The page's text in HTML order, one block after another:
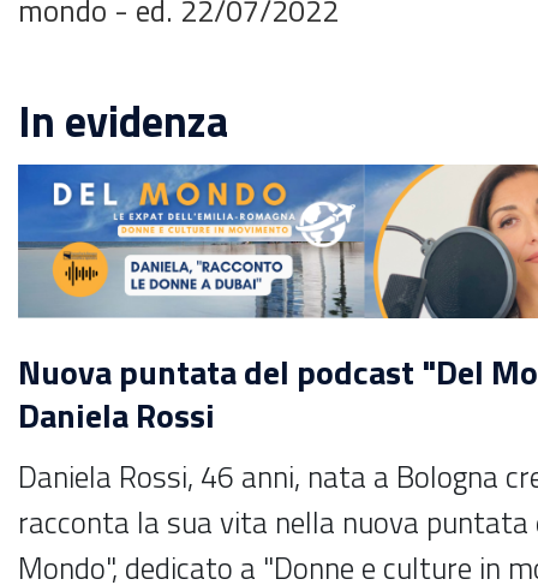
mondo - ed. 22/07/2022
In evidenza
Nuova puntata del podcast "Del
Daniela Rossi
Daniela Rossi, 46 anni, nata a Bologna
racconta la sua vita nella nuova
Mondo", dedicato a "Donne e culture in